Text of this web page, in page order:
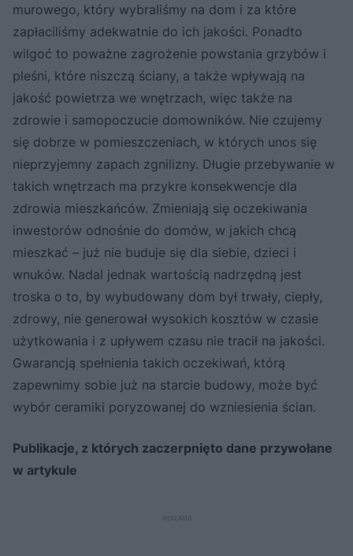
murowego, który wybraliśmy na dom i za które
zapłaciliśmy adekwatnie do ich jakości. Ponadto
wilgoć to poważne zagrożenie powstania grzybów i
pleśni, które niszczą ściany, a także wpływają na
jakość powietrza we wnętrzach, więc także na
zdrowie i samopoczucie domowników. Nie czujemy
się dobrze w pomieszczeniach, w których unos się
nieprzyjemny zapach zgnilizny. Długie przebywanie w
takich wnętrzach ma przykre konsekwencje dla
zdrowia mieszkańców. Zmieniają się oczekiwania
inwestorów odnośnie do domów, w jakich chcą
mieszkać – już nie buduje się dla siebie, dzieci i
wnuków. Nadal jednak wartością nadrzędną jest
troska o to, by wybudowany dom był trwały, ciepły,
zdrowy, nie generował wysokich kosztów w czasie
użytkowania i z upływem czasu nie tracił na jakości.
Gwarancją spełnienia takich oczekiwań, którą
zapewnimy sobie już na starcie budowy, może być
wybór ceramiki poryzowanej do wzniesienia ścian.
Publikacje, z których zaczerpnięto dane przywołane
w artykule